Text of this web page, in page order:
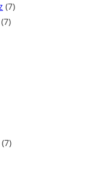
(7)
(7)
(7)